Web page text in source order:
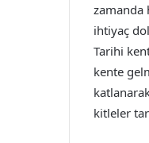
zamanda
ihtiyaç
Tarihi
kente
kitleler